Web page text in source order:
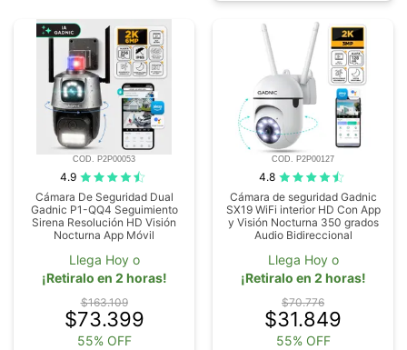
COD. P2P00053
4.9
Cámara De Seguridad Dual
Gadnic P1-QQ4 Seguimiento
Sirena Resolución HD Visión
Nocturna App Móvil
Llega Hoy o
¡Retiralo en 2 horas!
$163.109
$73.399
55% OFF
COD. P2P00127
4.8
Cámara de seguridad Gadnic
SX19 WiFi interior HD Con App
y Visión Nocturna 350 grados
Audio Bidireccional
Llega Hoy o
¡Retiralo en 2 horas!
$70.776
$31.849
55% OFF